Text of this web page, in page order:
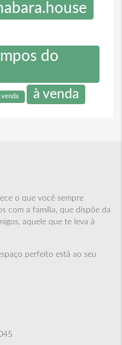
do
venda à venda
o que você sempre
com a família, que dispõe da
aquele que te leva à
perfeito está ao seu